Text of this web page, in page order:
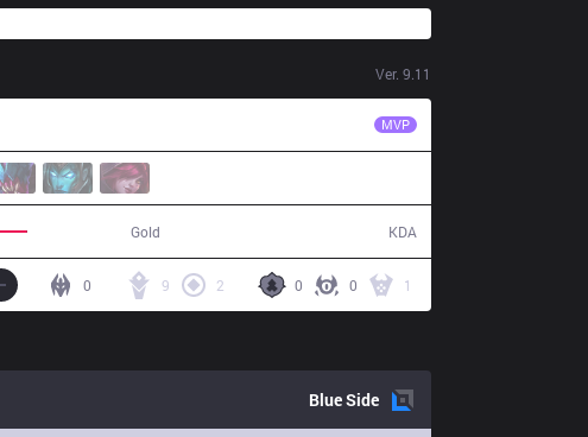
Ver. 9.11
MVP
Gold KDA
0 0 1
9 2
0
BlueSide